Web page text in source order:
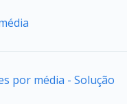
por média - Solução